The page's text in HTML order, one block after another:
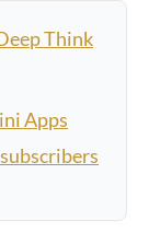
Think
Apps